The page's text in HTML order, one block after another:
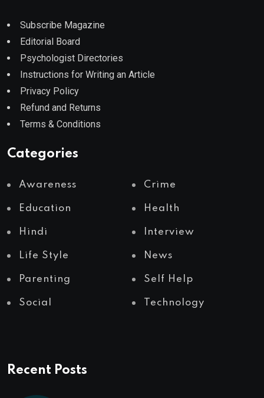
Subscribe Magazine
Editorial Board
Psychologist Directories
Instructions for Writing an Article
Privacy Policy
Refund and Returns
Terms & Conditions
Categories
Awareness Crime
Education Health
Hindi Interview
Life Style News
Parenting Self Help
Social Technology
Recent Posts